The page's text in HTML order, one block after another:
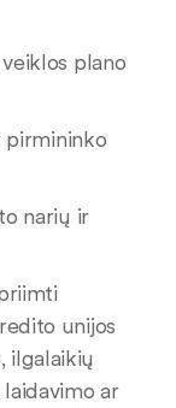
plano
pirmininko
narių ir
unijos
ilgalaikių
ar